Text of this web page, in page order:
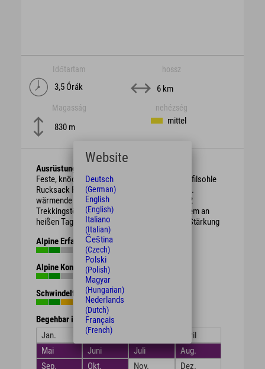
Időtartam
3,5 Órák
hossz
6 km
Magasság
830 m
nehézség
mittel
Ausrüstung
Feste, knöchelhohe Bergschuhe mit guter Profilsohle
Rucksack Regenschutz, je nach Witterung evtl.
wärmende Kleidung oder Sonnenschutz ggf. 2
Trekkingstöcke ausreichend Getränke vor allem an
heißen Tagen evtl. Brotzeit / Süßigkeiten zur Stärkung
Alpine Erfahrung
Alpine Kondition
Schwindelfreiheit
Begehbar in den Monaten
Jan.
Feb.
April
Mai
Juni Juli
Aug.
Sep.
Okt. Nov. Dez.
Website
Deutsch
(German)
English
(English)
Italiano
(Italian)
Čeština
(Czech)
Polski
(Polish)
Magyar
(Hungarian)
Nederlands
(Dutch)
Français
(French)